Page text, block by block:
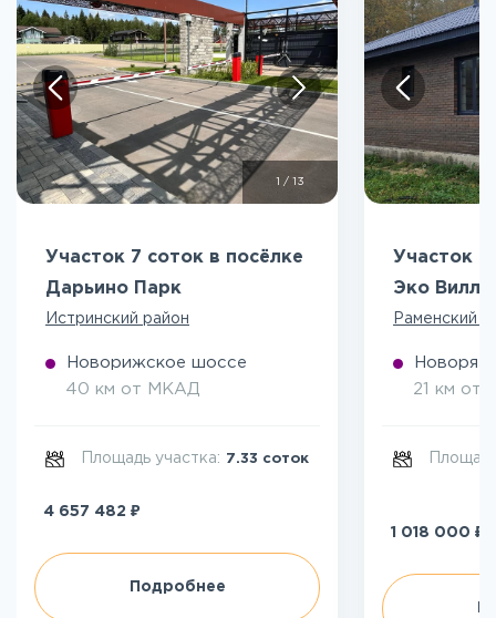
/ 13
Участок 7 соток в посёлке
Дарьино Парк
Истринский район
Новорижское шоссе
40 км от МКАД
Площадь участка: 7.33 соток
4 657 482 ₽
Подробнее
Участок 5
Эко
Раменский
21 км от
1 018 000 ₽